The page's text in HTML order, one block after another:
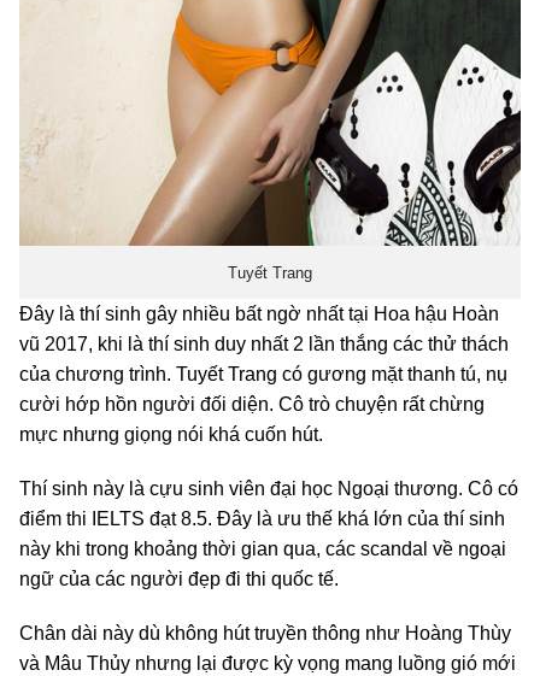
Tuyết Trang
Đây là thí sinh gây nhiều bất ngờ nhất tại Hoa hậu Hoàn
vũ 2017, khi là thí sinh duy nhất 2 lần thắng các thử thách
của chương trình. Tuyết Trang có gương mặt thanh tú, nụ
cười hớp hồn người đối diện. Cô trò chuyện rất chừng
mực nhưng giọng nói khá cuốn hút.
Thí sinh này là cựu sinh viên đại học Ngoại thương. Cô có
điểm thi IELTS đạt 8.5. Đây là ưu thế khá lớn của thí sinh
này khi trong khoảng thời gian qua, các scandal về ngoại
ngữ của các người đẹp đi thi quốc tế.
Chân dài này dù không hút truyền thông như Hoàng Thùy
và Mâu Thủy nhưng lại được kỳ vọng mang luồng gió mới